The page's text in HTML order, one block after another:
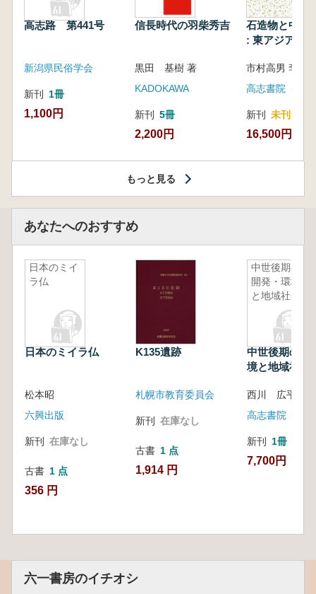
高志路 第441号
新潟県民俗学会
新刊 1冊
1,100円
信長時代の羽柴秀吉
黒田 基樹 著
KADOKAWA
新刊 5冊
2,200円
石造物と中世
: 東アジアと
高志書院
新刊 未刊
16,500円
もっと見る
あなたへのおすすめ
日本のミイ
ラ仏
日本のミイラ仏
松本昭
六興出版
新刊 在庫なし
古書 1 点
356 円
K135遺跡
札幌市教育委員会
新刊 在庫なし
古書 1 点
1,914 円
中世後期の
開発・環境
と地域社会
中世後期の開
境と地域社会
西川 広平 著
高志書院
新刊 1冊
7,700円
六一書房のイチオシ